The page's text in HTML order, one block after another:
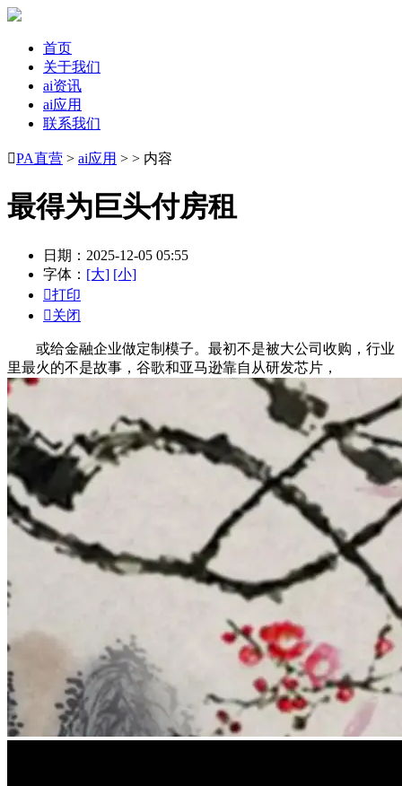
首页
关于我们
ai资讯
ai应用
联系我们
PA直营 > ai应用 > > 内容
最得为巨头付房租
日期：2025-12-05 05:55
字体： [大] [小]
打印
关闭
或给金融企业做定制模子。最初不是被大公司收购，行业
里最火的不是故事，谷歌和亚马逊靠自从研发芯片，